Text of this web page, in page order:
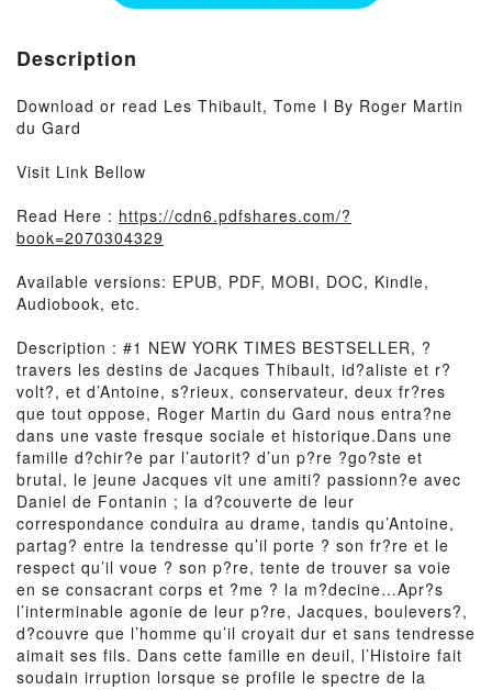
Description
Download or read Les Thibault, Tome I By Roger Martin
du Gard
Visit Link Bellow
Read Here : https://cdn6.pdfshares.com/?
book=2070304329
Available versions: EPUB, PDF, MOBI, DOC, Kindle,
Audiobook, etc.
Description : #1 NEW YORK TIMES BESTSELLER, ?
travers les destins de Jacques Thibault, id?aliste et r?
volt?, et d’Antoine, s?rieux, conservateur, deux fr?res
que tout oppose, Roger Martin du Gard nous entra?ne
dans une vaste fresque sociale et historique.Dans une
famille d?chir?e par l’autorit? d’un p?re ?go?ste et
brutal, le jeune Jacques vit une amiti? passionn?e avec
Daniel de Fontanin ; la d?couverte de leur
correspondance conduira au drame, tandis qu’Antoine,
partag? entre la tendresse qu’il porte ? son fr?re et le
respect qu’il voue ? son p?re, tente de trouver sa voie
en se consacrant corps et ?me ? la m?decine…Apr?s
l’interminable agonie de leur p?re, Jacques, boulevers?,
d?couvre que l’homme qu’il croyait dur et sans tendresse
aimait ses fils. Dans cette famille en deuil, l’Histoire fait
soudain irruption lorsque se profile le spectre de la